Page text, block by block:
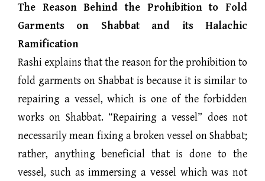
The Reason Behind the Prohibition to Fold
Garments on Shabbat and its Halachic
Ramification
Rashi explains that the reason for the prohibition to
fold garments on Shabbat is because it is similar to
repairing a vessel, which is one of the forbidden
works on Shabbat. “Repairing a vessel” does not
necessarily mean fixing a broken vessel on Shabbat;
rather, anything beneficial that is done to the
vessel, such as immersing a vessel which was not